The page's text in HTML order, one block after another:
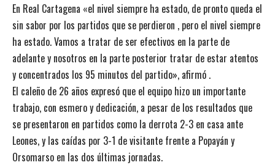
En Real Cartagena «el nivel siempre ha estado, de pronto queda el
sin sabor por los partidos que se perdieron , pero el nivel siempre
ha estado. Vamos a tratar de ser efectivos en la parte de
adelante y nosotros en la parte posterior tratar de estar atentos
y concentrados los 95 minutos del partido», afirmó .
El caleño de 26 años expresó que el equipo hizo un importante
trabajo, con esmero y dedicación, a pesar de los resultados que
se presentaron en partidos como la derrota 2-3 en casa ante
Leones, y las caídas por 3-1 de visitante frente a Popayán y
Orsomarso en las dos últimas jornadas.